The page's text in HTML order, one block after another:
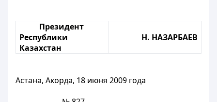
Президент
Республики
Казахстан
Н. НАЗАРБАЕВ
Астана, Акорда, 18 июня 2009 года